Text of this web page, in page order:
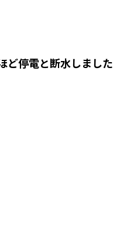
ど停電と断水しました